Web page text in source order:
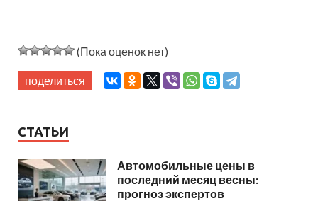
(Пока оценок нет)
поделиться
СТАТЬИ
Автомобильные цены в
последний месяц весны:
прогноз экспертов